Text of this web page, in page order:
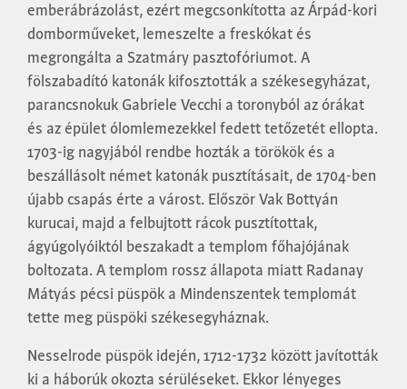
emberábrázolást, ezért megcsonkította az Árpád-kori
domborműveket, lemeszelte a freskókat és
megrongálta a Szatmáry pasztofóriumot. A
fölszabadító katonák kifosztották a székesegyházat,
parancsnokuk Gabriele Vecchi a toronyból az órákat
és az épület ólomlemezekkel fedett tetőzetét ellopta.
1703-ig nagyjából rendbe hozták a törökök és a
beszállásolt német katonák pusztításait, de 1704-ben
újabb csapás érte a várost. Először Vak Bottyán
kurucai, majd a felbujtott rácok pusztítottak,
ágyúgolyóiktól beszakadt a templom főhajójának
boltozata. A templom rossz állapota miatt Radanay
Mátyás pécsi püspök a Mindenszentek templomát
tette meg püspöki székesegyháznak.
Nesselrode püspök idején, 1712-1732 között javították
ki a háborúk okozta sérüléseket. Ekkor lényeges